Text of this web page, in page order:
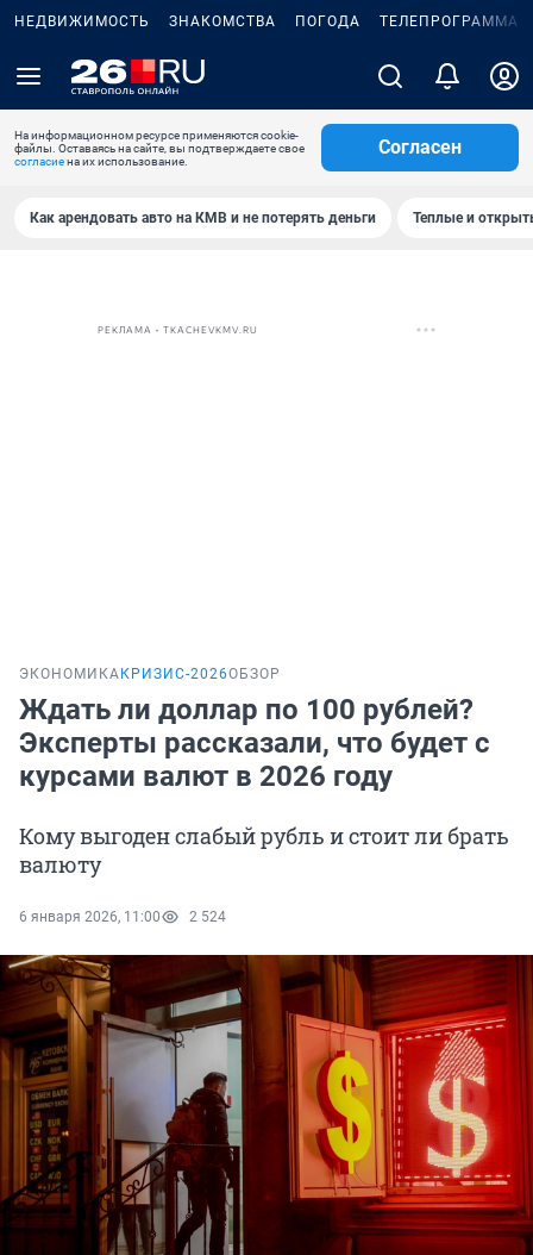
НЕДВИЖИМОСТЬ ЗНАКОМСТВА ПОГОДА ТЕЛЕПРОГРАММА
На информационном ресурсе применяются cookie-
файлы. Оставаясь на сайте, вы подтверждаете свое
согласиена их использование.
Согласен
Как арендовать авто на КМВ и не потерять деньги Теплые и
РЕКЛАМА • TKACHEVKMV.RU
ЭКОНОМИКА КРИЗИС-2026ОБЗОР
Ждать ли доллар по 100 рублей?
Эксперты рассказали, что будет с
курсами валют в 2026 году
Кому выгоден слабый рубль и стоит ли брать
валюту
6 января 2026, 11:00 2 524